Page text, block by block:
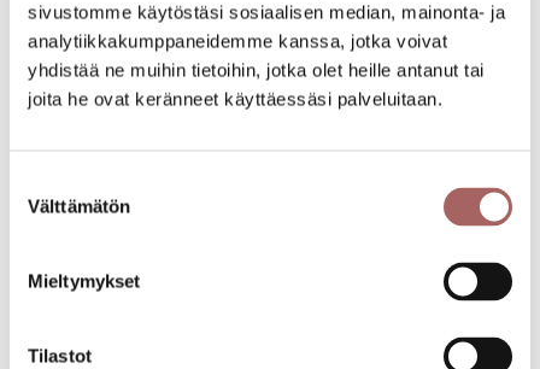
sivustomme käytöstäsi sosiaalisen median, mainonta- ja
analytiikkakumppaneidemme kanssa, jotka voivat
yhdistää ne muihin tietoihin, jotka olet heille antanut tai
joita he ovat keränneet käyttäessäsi palveluitaan.
valinta
Välttämätön
Mieltymykset
Tilastot
toimitusteknisistä syistä.
Säätövaijerion sälekaihtimen ja säätötangon
väliin tuleva taipuisa vaijeri, joka pujotetaan